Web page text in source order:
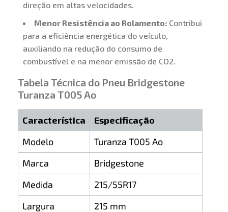
direção em altas velocidades.
Menor Resistência ao Rolamento: Contribui
para a eficiência energética do veículo,
auxiliando na redução do consumo de
combustível e na menor emissão de CO2.
Tabela Técnica do Pneu Bridgestone
Turanza T005 Ao
Característica
Especificação
Modelo
Turanza T005 Ao
Marca
Bridgestone
Medida
215/55R17
Largura
215 mm